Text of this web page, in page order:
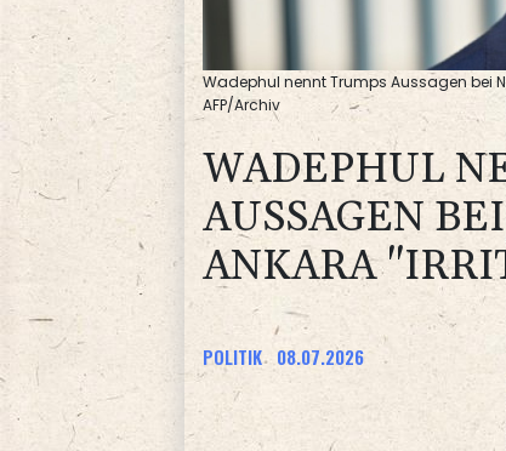
Wadephul nennt Trumps Aussagen bei
AFP/Archiv
WADEPHUL
AUSSAGEN
ANKARA
POLITIK 08.07.2026